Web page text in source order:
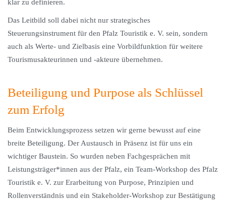
klar zu definieren.
Das Leitbild soll dabei nicht nur strategisches
Steuerungsinstrument für den Pfalz Touristik e. V. sein, sondern
auch als Werte- und Zielbasis eine Vorbildfunktion für weitere
Tourismusakteurinnen und -akteure übernehmen.
Beteiligung und Purpose als Schlüssel
zum Erfolg
Beim Entwicklungsprozess setzen wir gerne bewusst auf eine
breite Beteiligung. Der Austausch in Präsenz ist für uns ein
wichtiger Baustein. So wurden neben Fachgesprächen mit
Leistungsträger*innen aus der Pfalz, ein Team-Workshop des Pfalz
Touristik e. V. zur Erarbeitung von Purpose, Prinzipien und
Rollenverständnis und ein Stakeholder-Workshop zur Bestätigung